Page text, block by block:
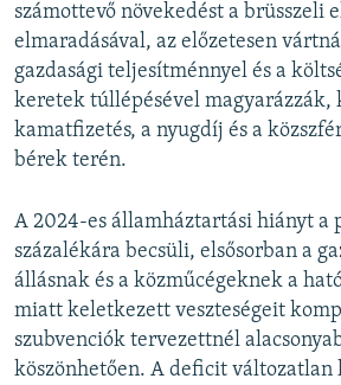
számottevő növekedést a brüsszeli
elmaradásával, az előzetesen
gazdasági teljesítménnyel és a
keretek túllépésével magyarázzák,
kamatfizetés, a nyugdíj és a
bérek terén.
A 2024-es államháztartási hiányt a
százalékára becsüli, elsősorban a
állásnak és a közműcégeknek a
miatt keletkezett veszteségeit
szubvenciók tervezettnél
köszönhetően. A deficit változatlan